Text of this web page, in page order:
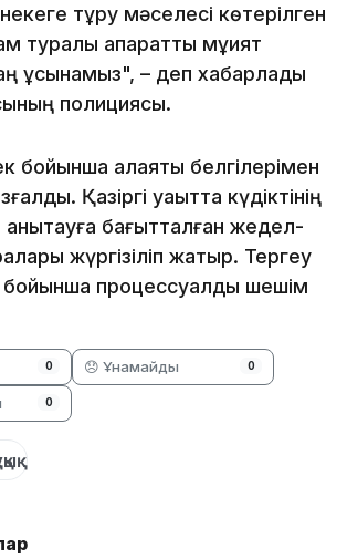
тұру мәселесі көтерілген
туралы ақпаратты мұқият
ұсынамыз", – деп хабарлады
полициясы.
бойынша алаяқтық белгілерімен
Қазіргі уақытта күдіктінің
бағытталған жедел-
жүргізіліп жатыр. Тергеу
процессуалдық шешім
0 😞 Ұнамайды 0
0